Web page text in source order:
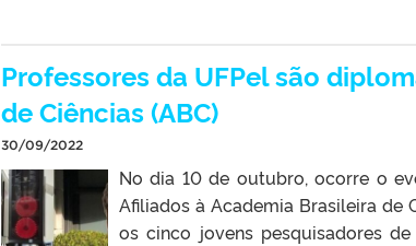
Professores da UFPel são
de Ciências (ABC)
30/09/2022
No dia 10 de outubro, ocorre o
Afiliados à Academia Brasileira de
os cinco jovens pesquisadores